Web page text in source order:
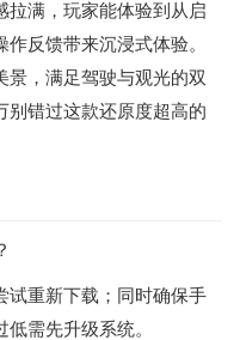
拉满，玩家能体验到从启
反馈带来沉浸式体验。
景，满足驾驶与观光的双
别错过这款还原度超高的
试重新下载；同时确保手
需先升级系统。